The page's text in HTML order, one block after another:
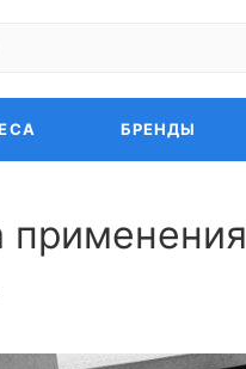
БРЕНДЫ
применения